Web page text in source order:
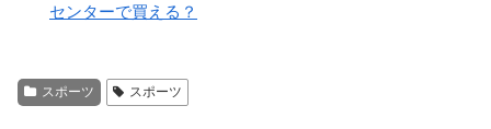
センターで買える？
スポーツ スポーツ